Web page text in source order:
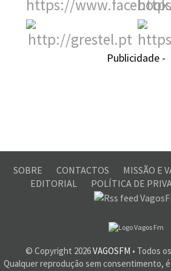
Publicidade -
SOBRE CONTACTOS MISSÃO E
EDITORIAL
POLÍTICA DE
© Copyright 2026VAGOSFM • Todos
Qualquer reprodução sem consentimento,